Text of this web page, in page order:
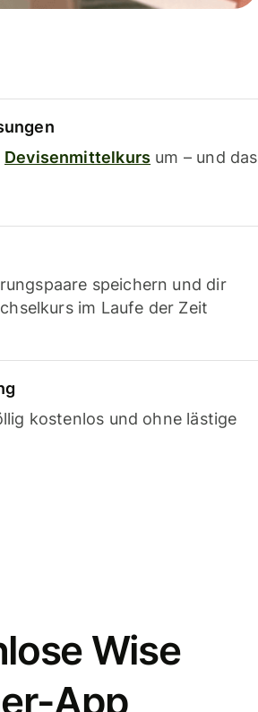
Devisenmittelkurs um – und das
speichern und dir
im Laufe der Zeit
kostenlos und ohne lästige
Wise
App